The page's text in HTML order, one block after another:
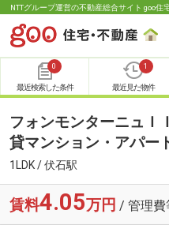
NTTグループ運営の不動産総合サイト goo住
0
最近検索した条件
1
最近見た物件
フォンモンターニュＩ
貸マンション・アパー
1LDK / 伏石駅
賃料4.05万円 / 管理費